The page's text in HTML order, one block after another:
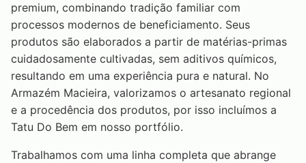
premium, combinando tradição familiar com
processos modernos de beneficiamento. Seus
produtos são elaborados a partir de matérias-primas
cuidadosamente cultivadas, sem aditivos químicos,
resultando em uma experiência pura e natural. No
Armazém Macieira, valorizamos o artesanato regional
e a procedência dos produtos, por isso incluímos a
Tatu Do Bem em nosso portfólio.
Trabalhamos com uma linha completa que abrange